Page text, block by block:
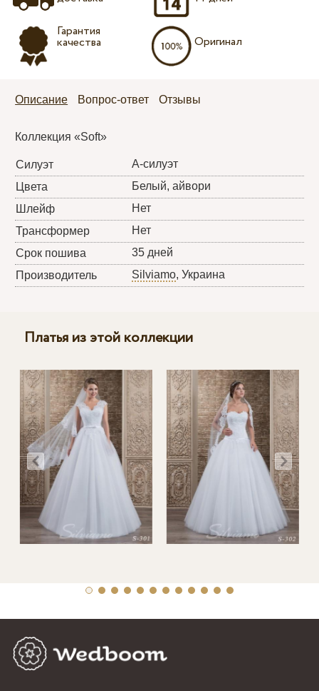
Гарантия
качества Оригинал
Описание Вопрос-ответ Отзывы
Коллекция «Soft»
Силуэт
А-силуэт
Цвета
Белый, айвори
Шлейф
Нет
Трансформер
Нет
Срок пошива
35 дней
Производитель
Silviamo, Украина
Платья из этой коллекции